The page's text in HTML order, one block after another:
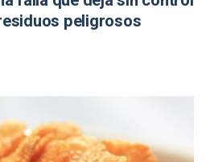
peligrosos